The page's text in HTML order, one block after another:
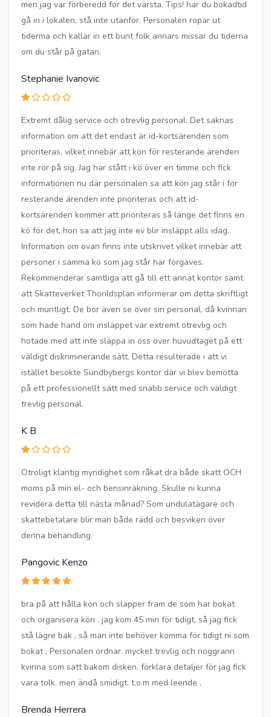
men jag var förberedd för det värsta. Tips! har du bokadtid
gå in i lokalen, stå inte utanför. Personalen ropar ut
tiderma och kallar in ett bunt folk annars missar du tiderna
om du står på gatan.
Stephanie Ivanovic
Extremt dålig service och otrevlig personal. Det saknas
information om att det endast är id-kortsärenden som
prioriteras, vilket innebär att kön för resterande ärenden
inte rör på sig. Jag har stått i kö över en timme och fick
informationen nu där personalen sa att kön jag står i för
resterande ärenden inte prioriteras och att id-
kortsärenden kommer att prioriteras så länge det finns en
kö för det, hon sa att jag inte ev blir insläppt alls idag.
Information om ovan finns inte utskrivet vilket innebär att
personer i samma kö som jag står här förgäves.
Rekommenderar samtliga att gå till ett annat kontor samt
att Skatteverket Thorildsplan informerar om detta skriftligt
och muntligt. De bör även se över sin personal, då kvinnan
som hade hand om insläppet var extremt otrevlig och
hotade med att inte släppa in oss över huvudtaget på ett
väldigt diskriminerande sätt. Detta resulterade i att vi
istället besökte Sundbybergs kontor där vi blev bemötta
på ett professionellt sätt med snabb service och väldigt
trevlig personal.
K B
Otroligt klantig myndighet som råkat dra både skatt OCH
moms på min el- och bensinräkning. Skulle ni kunna
revidera detta till nästa månad? Som undulatägare och
skattebetalare blir man både rädd och besviken över
denna behandling.
Pangovic Kenzo
bra på att hålla kön och släpper fram de som har bokat
och organisera kön . jag kom 45 min för tidigt, så jag fick
stå lägre bak , så man inte behöver komma för tidigt ni som
bokat , Personalen ordnar. mycket trevlig och noggrann
kvinna som satt bakom disken. förklara detaljer för jag fick
vara tolk. men ändå smidigt. t.o.m med leende .
Brenda Herrera